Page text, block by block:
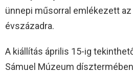
ünnepi műsorral emlékezett
évszázadra.
A kiállítás április 15-ig
Sámuel Múzeum